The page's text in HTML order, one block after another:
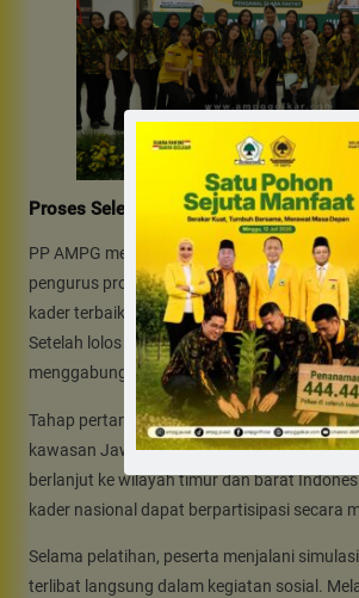
Proses Seleksi dan Pelaksanaan
PP AMPG membuka pendaftaran secara
pengurus provinsi dan kabupaten. Setiap
kader terbaik yang menunjukkan dedikasi
Setelah lolos seleksi, peserta mengikuti
menggabungkan teori dan praktik lapangan.
Tahap pertama pelaksanaan berlangsung
kawasan Jawa pada kuartal akhir 2025.
berlanjut ke wilayah timur dan barat
kader nasional dapat berpartisipasi secara
Selama pelatihan, peserta menjalani
terlibat langsung dalam kegiatan sosial.